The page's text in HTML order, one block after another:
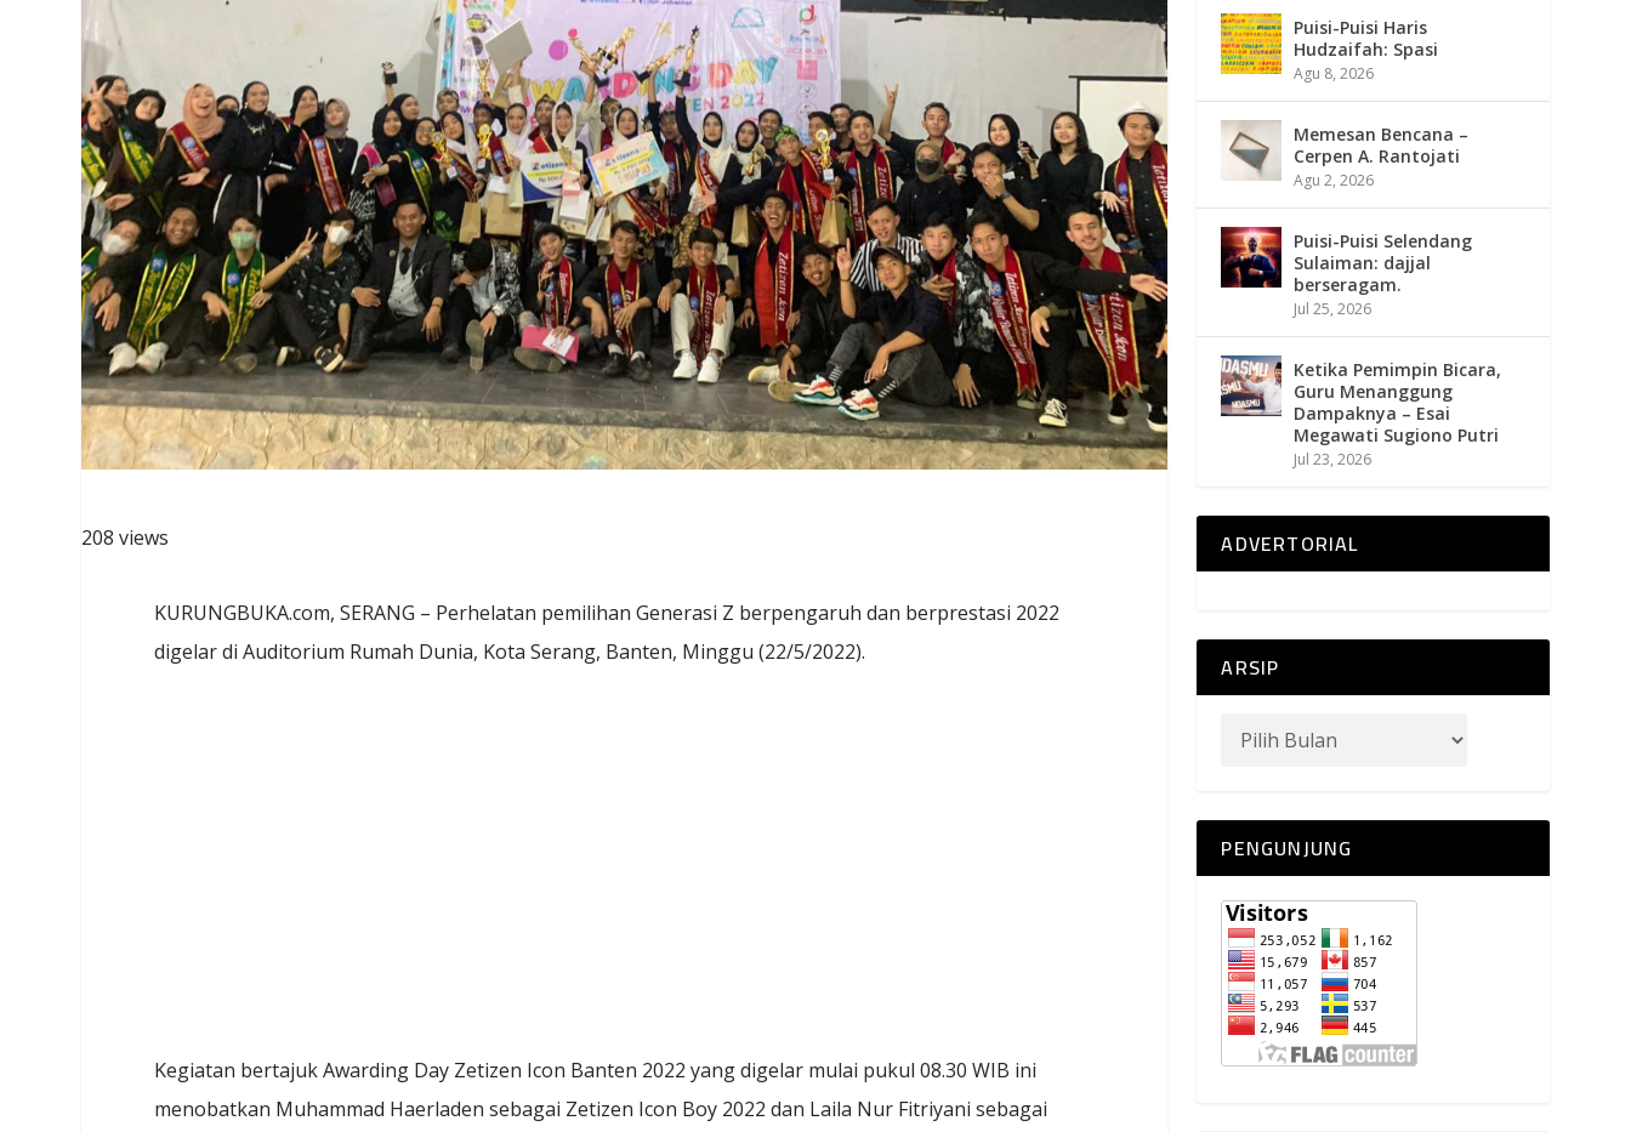
208 views
KURUNGBUKA.com, SERANG – Perhelatan pemilihan Generasi Z berpengaruh dan berprestasi 2022
digelar di Auditorium Rumah Dunia, Kota Serang, Banten, Minggu (22/5/2022).
Kegiatan bertajuk Awarding Day Zetizen Icon Banten 2022 yang digelar mulai pukul 08.30 WIB ini
menobatkan Muhammad Haerladen sebagai Zetizen Icon Boy 2022 dan Laila Nur Fitriyani sebagai
Puisi-Puisi Haris
Hudzaifah: Spasi
Agu 8, 2026
Memesan Bencana –
Cerpen A. Rantojati
Agu 2, 2026
Puisi-Puisi Selendang
Sulaiman: dajjal
berseragam.
Jul 25, 2026
Ketika Pemimpin Bicara,
Guru Menanggung
Dampaknya – Esai
Megawati Sugiono Putri
Jul 23, 2026
ADVERTORIAL
ARSIP
PENGUNJUNG